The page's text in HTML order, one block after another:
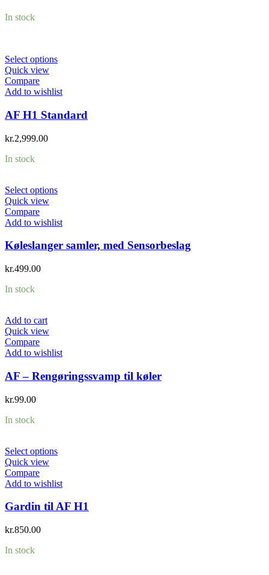
In stock
Select options
Quick view
Compare
Add to wishlist
AF H1 Standard
kr.2,999.00
In stock
Select options
Quick view
Compare
Add to wishlist
Køleslanger samler, med Sensorbeslag
kr.499.00
In stock
Add to cart
Quick view
Compare
Add to wishlist
AF – Rengøringssvamp til køler
kr.99.00
In stock
Select options
Quick view
Compare
Add to wishlist
Gardin til AF H1
kr.850.00
In stock